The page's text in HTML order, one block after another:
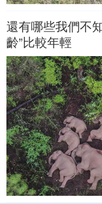
還有哪些我們不
齡”比較年輕